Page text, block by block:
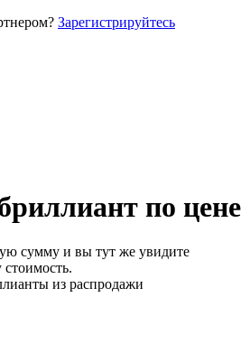
Зарегистрируйтесь
по цене
сумму и вы тут же увидите
из распродажи